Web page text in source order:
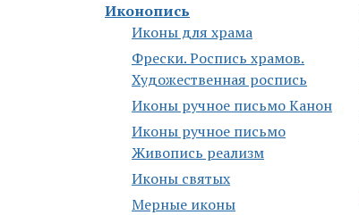
Иконопись
Иконы для храма
Фрески. Роспись храмов.
Художественная роспись
Иконы ручное письмо Канон
Иконы ручное письмо
Живопись реализм
Иконы святых
Мерные иконы